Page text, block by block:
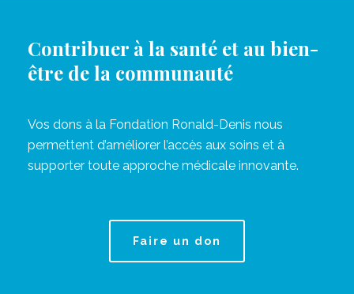
Contribuer à la santé et au bien-
être de la communauté
Vos dons à la Fondation Ronald-Denis nous
permettent d’améliorer l’accès aux soins et à
supporter toute approche médicale innovante.
Faire un don